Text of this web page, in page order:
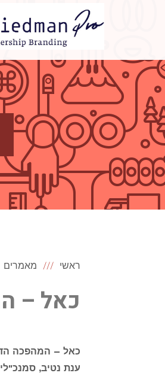
ראשי מאמרים
כאל –
כאל – המהפכה
ענת נטיב,